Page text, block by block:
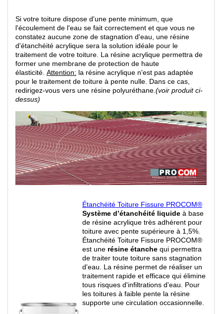
Si votre toiture dispose d'une pente minimum, que
l'écoulement de l'eau se fait correctement et que vous ne
constatez aucune zone de stagnation d'eau, une résine
d'étanchéité acrylique sera la solution idéale pour le
traitement de votre toiture. La résine acrylique permettra de
former une membrane de protection de haute
élasticité. Attention: la résine acrylique n'est pas adaptée
pour le traitement de toiture à pente nulle. Dans ce cas,
redirigez-vous vers une résine polyuréthane. (voir produit ci-
dessus)
Étanchéité Toiture Fissure PROCOM®
Système d’étanchéité liquide à base
de résine acrylique très adhérent pour
toiture avec pente supérieure à 1,5%.
Étanchéité Toiture Fissure PROCOM®
est une résine étanche qui permettra
de traiter toute toiture sans stagnation
d'eau. La résine permet de réaliser un
traitement rapide et efficace qui élimine
tous risques d'infiltrations d'eau. Pour
les toitures à faible pente la résine
supporte une circulation occasionnelle.